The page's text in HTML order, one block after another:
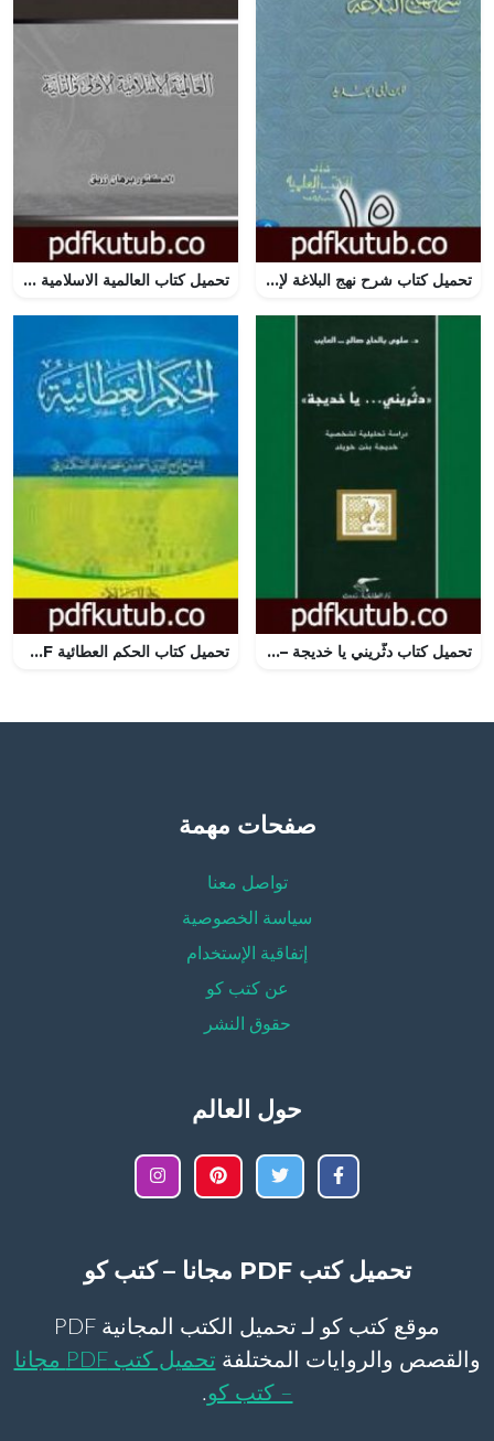
تحميل كتاب شرح نهج البلاغة لإبن أبي الحديد نسخة من إعداد سالم الدليمي – الجزء الخامس عشر PDF تأليف إبن أبي الحديد المعتزلي مجانا [كامل] تحميل كتاب العالمية الاسلامية الأولى والثانية PDF تأليف د. برهان زريق مجانا [كامل]
تحميل كتاب دثّريني يا خديجة – دراسة تحليلية لشخصية خديجة بنت خويلد PDF تأليف سلوى بالحاج صالح – العايب مجانا [كامل] تحميل كتاب الحكم العطائية PDF تأليف ابن عطاء الله السكندري مجانا [كامل]
صفحات مهمة
تواصل معنا
سياسة الخصوصية
إتفاقية الإستخدام
عن كتب كو
حقوق النشر
حول العالم
تحميل كتب PDF مجانا – كتب كو
موقع كتب كو لـ تحميل الكتب المجانية PDF
والقصص والروايات المختلفة
تحميل كتب PDF مجانا
– كتب كو.